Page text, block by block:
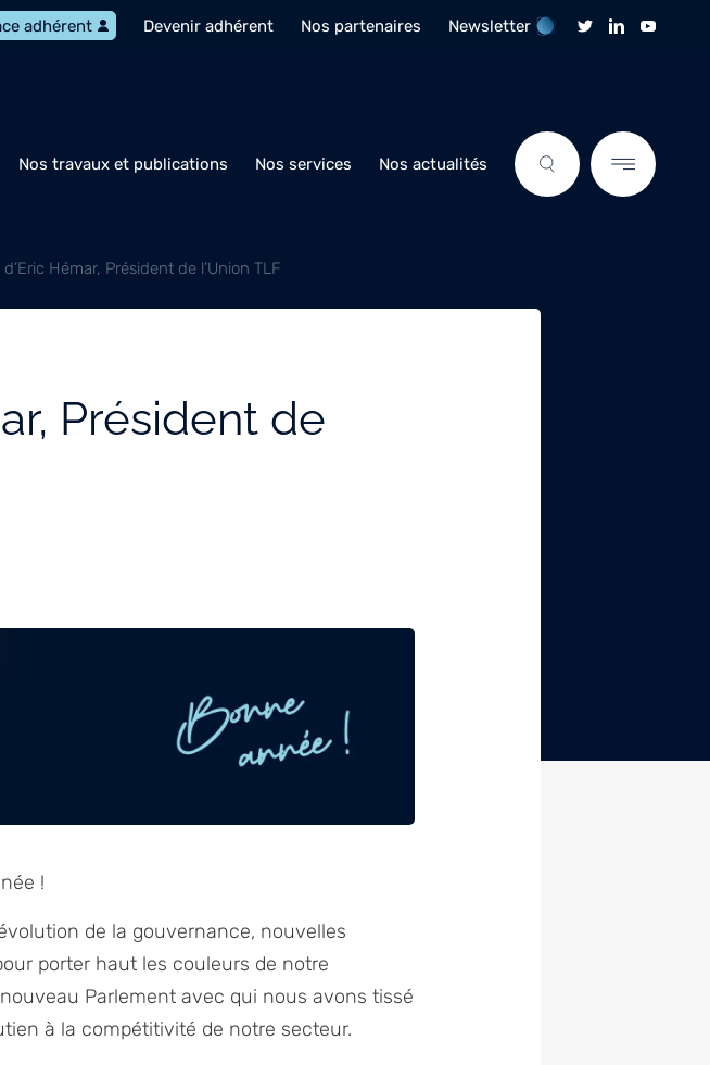
adhérent Devenir adhérent Nos partenaires Newsletter
Nos travaux et publications Nos services Nos actualités
Hémar, Président de l’Union TLF
Président de
!
de la gouvernance, nouvelles
porter haut les couleurs de notre
Parlement avec qui nous avons tissé
à la compétitivité de notre secteur.